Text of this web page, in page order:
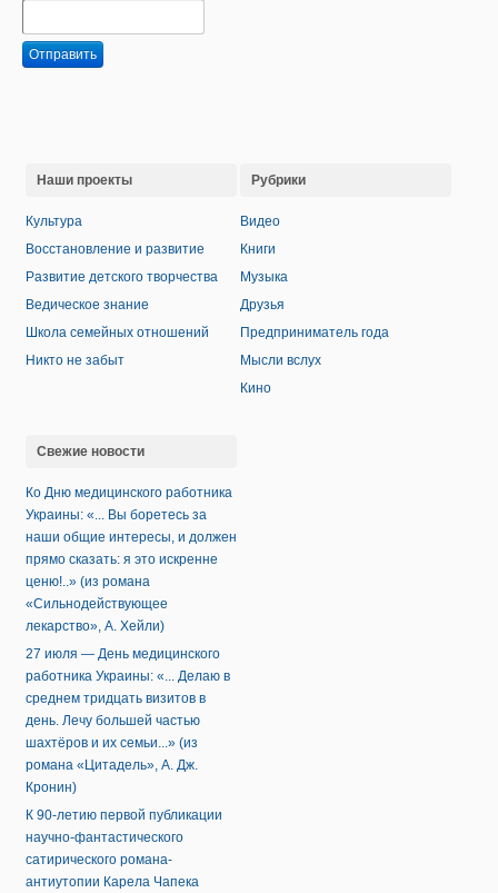
Отправить
Наши проекты
Культура
Восстановление и развитие
Развитие детского творчества
Ведическое знание
Школа семейных отношений
Никто не забыт
Рубрики
Видео
Книги
Музыка
Друзья
Предприниматель года
Мысли вслух
Кино
Свежие новости
Ко Дню медицинского работника
Украины: «... Вы боретесь за
наши общие интересы, и должен
прямо сказать: я это искренне
ценю!..» (из романа
«Сильнодействующее
лекарство», А. Хейли)
27 июля — День медицинского
работника Украины: «... Делаю в
среднем тридцать визитов в
день. Лечу большей частью
шахтёров и их семьи...» (из
романа «Цитадель», А. Дж.
Кронин)
К 90-летию первой публикации
научно-фантастического
сатирического романа-
антиутопии Карела Чапека